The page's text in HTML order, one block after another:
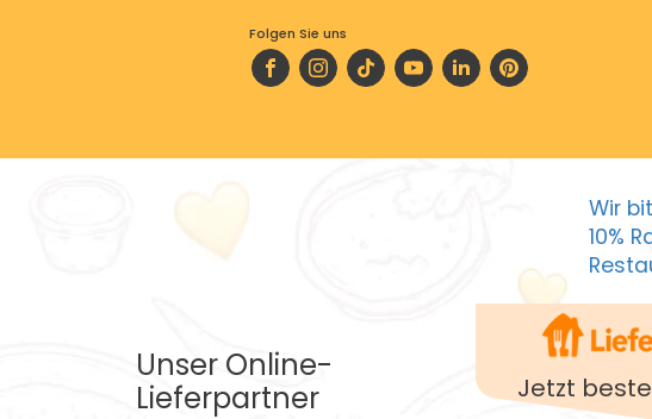
Folgen Sie uns
Wir
10%
Unser Online-
Lieferpartner
Jetzt